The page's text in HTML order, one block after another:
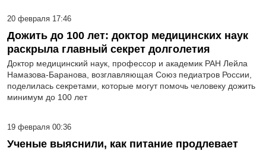
20 февраля 17:46
Дожить до 100 лет: доктор медицинских наук
раскрыла главный секрет долголетия
Доктор медицинский наук, профессор и академик РАН Лейла
Намазова-Баранова, возглавляющая Союз педиатров России,
поделилась секретами, которые могут помочь человеку дожить
минимум до 100 лет
19 февраля 00:36
Ученые выяснили, как питание продлевает